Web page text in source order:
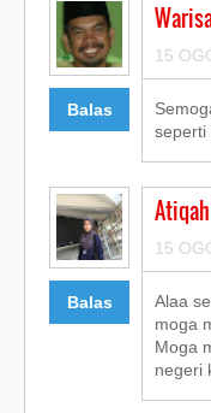
Balas
15
seperti
Balas
15
Alaa
moga
Moga
negeri